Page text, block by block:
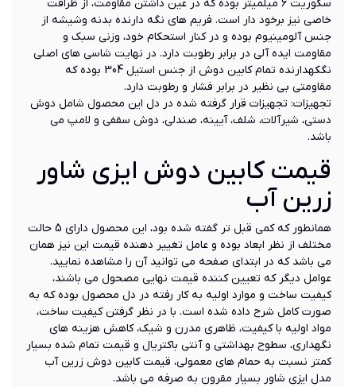
سکوریت 6 میلمیتر بوده که در عین داشتن مقاومت، از ظرافت
خاصی نیز برخود دار است. فریم های نگه دارنده بدنه وشیشه از
جنس آلومینیوم بوده و در کنار استحکام خود، وزنی سبک و
مقاومت ایده آلی در برابر رطوبت دارد. در نهایت شاسی های اصلی
نگکهدارنده تمام کابین دوش از جنس استیل 304 بوده که
مقاومتی بی نظیر در برابر فشار و رطوبت دارد.
تجهیزات: تجهیزات قرار گرفته شده در دل این محصول شامل دوش
دستی، شیرآلات، شلف، آیینه، صندلی، دوش سقفی و لامپ می
باشد.
قیمت کابین دوش ایزی شاور
زرین آب
همانطور که کمی قبل تر گفته شده بود، این محصول دارای 5 حالت
مختلف از نظر ابعاد بوده و عامل تغییر دهنده قیمت این نیز همان
می باشد که در ابتدای صفحه می توانید آن را مشاهده نمایید.
عوامل دیگر که تعیین کننده قیمت نهایی مصحول می باشند،
کیفیت ساخت و موارد اولیه به کار رفته در دل محصول بوده که به
صورت کامل شرح داده شده است. با در نظر گرفتن کیفیت ساخت،
مواد اولیه با کیفیت، ظاهری مدرن و شیک، کاهش هزینه های
نگهداری، سطوح بهداشتی و آنتی باکتریال و قیمت تمام شده بسیار
کمتر نسبت به حمام های معمولی، قیمت کابین دوش زرین آب
مدل ایزی شاور بسیار مقرون به صرفه می باشد.